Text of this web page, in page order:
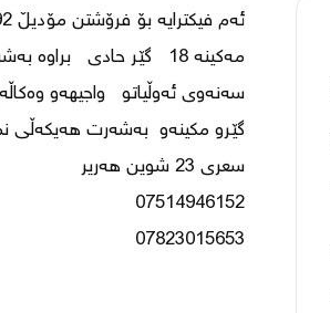
07823015653